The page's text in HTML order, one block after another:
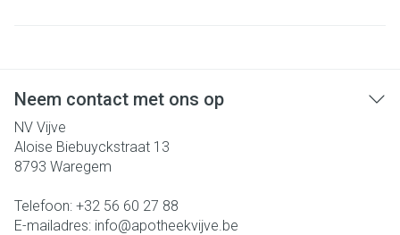
Neem contact met ons op
NV Vijve
Aloise Biebuyckstraat 13
8793 Waregem
Telefoon: +32 56 60 27 88
E-mailadres: info@apotheekvijve.be